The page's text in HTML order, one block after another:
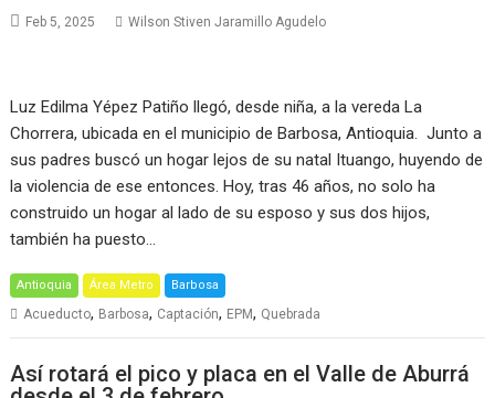
Feb 5, 2025 Wilson Stiven Jaramillo Agudelo
Luz Edilma Yépez Patiño llegó, desde niña, a la vereda La
Chorrera, ubicada en el municipio de Barbosa, Antioquia. Junto a
sus padres buscó un hogar lejos de su natal Ituango, huyendo de
la violencia de ese entonces. Hoy, tras 46 años, no solo ha
construido un hogar al lado de su esposo y sus dos hijos,
también ha puesto…
Antioquia Área Metro Barbosa
Acueducto, Barbosa, Captación, EPM, Quebrada
Así rotará el pico y placa en el Valle de Aburrá